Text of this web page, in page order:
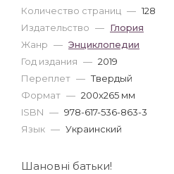
Количество страниц — 128
Издательство — Глория
Жанр — Энциклопедии
Год издания — 2019
Переплет — Твердый
Формат — 200x265 мм
ISBN — 978-617-536-863-3
Язык — Украинский
Шановні батьки!